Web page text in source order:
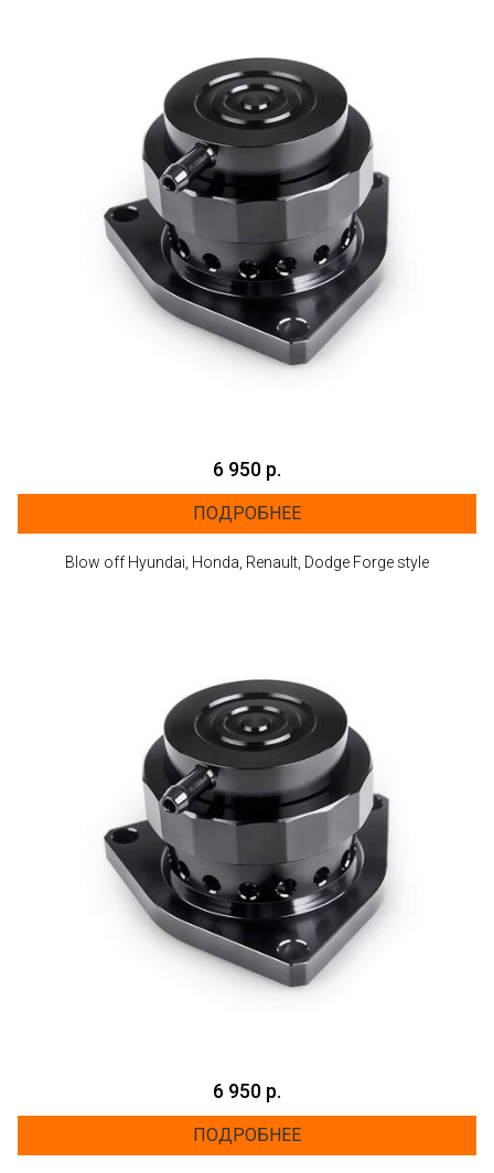
6 950 р.
ПОДРОБНЕЕ
Blow off Hyundai, Honda, Renault, Dodge Forge style
6 950 р.
ПОДРОБНЕЕ